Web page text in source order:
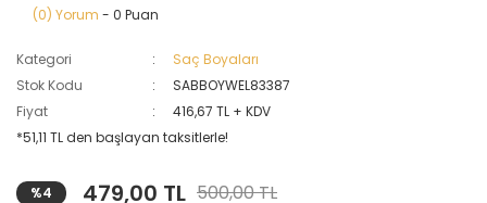
(0) Yorum - 0 Puan
Kategori
Saç Boyaları
Stok Kodu
SABBOYWEL83387
Fiyat
416,67 TL + KDV
*51,11 TL den başlayan taksitlerle!
%4 479,00 TL 500,00 TL